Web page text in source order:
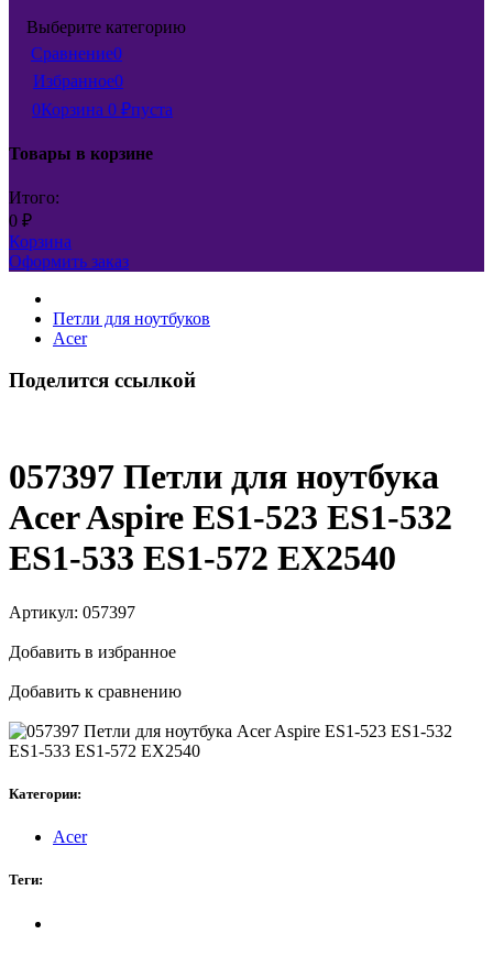
Выберите категорию
Сравнение0
Избранное0
0Корзина 0 ₽пуста
Товары в корзине
Итого:
0 ₽
Корзина
Оформить заказ
Петли для ноутбуков
Acer
Поделится ссылкой
057397 Петли для ноутбука
Acer Aspire ES1-523 ES1-532
ES1-533 ES1-572 EX2540
Артикул: 057397
Добавить в избранное
Добавить к сравнению
Категории:
Acer
Теги: